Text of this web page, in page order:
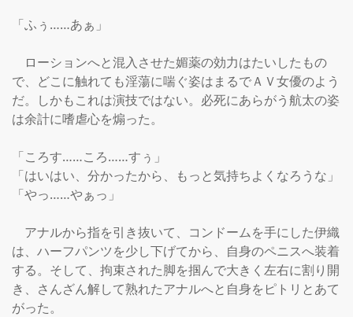
「ふぅ……あぁ」
ローションへと混入させた媚薬の効力はたいしたもの
で、どこに触れても淫蕩に喘ぐ姿はまるでＡＶ女優のよう
だ。しかもこれは演技ではない。必死にあらがう航太の姿
は余計に嗜虐心を煽った。
「ころす……ころ……すぅ」
「はいはい、分かったから、もっと気持ちよくなろうな」
「やっ……やぁっ」
アナルから指を引き抜いて、コンドームを手にした伊織
は、ハーフパンツを少し下げてから、自身のペニスへ装着
する。そして、拘束された脚を掴んで大きく左右に割り開
き、さんざん解して熟れたアナルへと自身をピトリとあて
がった。